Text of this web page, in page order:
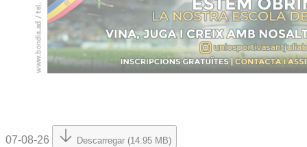
07-08-26 Descarregar (14.95 MB)